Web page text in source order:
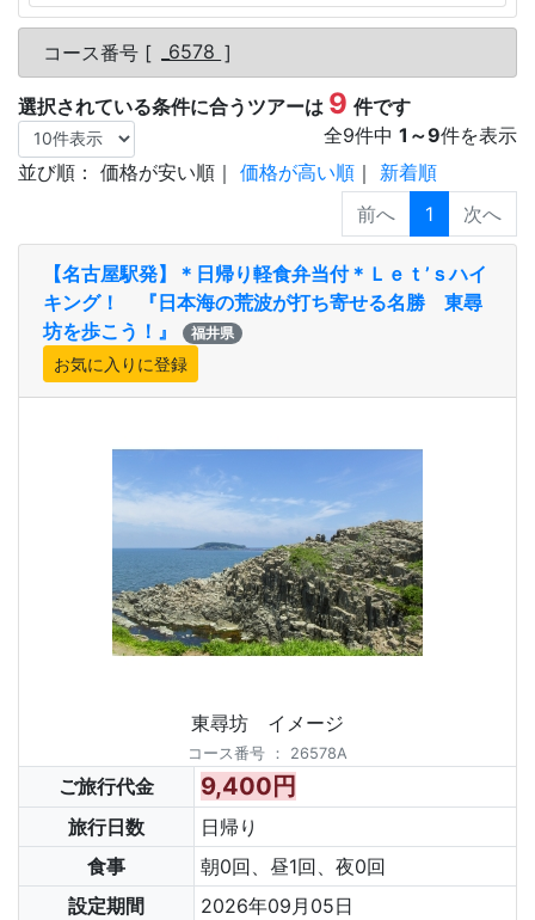
コース番号 [ _6578 ]
選択されている条件に合うツアーは 9 件です
全9件中 1 ～9件を表示
並び順： 価格が安い順 ｜ 価格が高い順 ｜ 新着順
1
【名古屋駅発】＊日帰り軽食弁当付＊Ｌｅｔ’ｓハイ
キング！ 『日本海の荒波が打ち寄せる名勝 東尋
坊を歩こう！』
福井県
東尋坊 イメージ
コース番号 ： 26578A
ご旅行代金 9,400円
旅行日数
日帰り
食事
朝0回、昼1回、夜0回
設定期間
2026年09月05日